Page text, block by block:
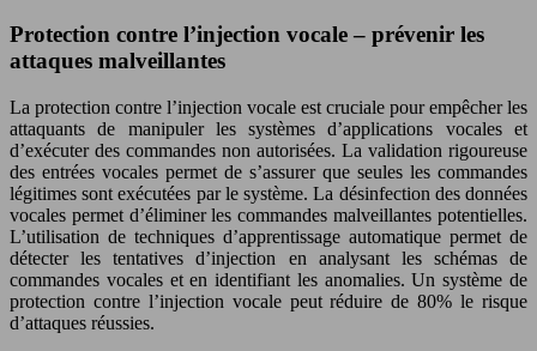
Protection contre l’injection vocale – prévenir les
attaques malveillantes
La protection contre l’injection vocale est cruciale pour empêcher les
attaquants de manipuler les systèmes d’applications vocales et
d’exécuter des commandes non autorisées. La validation rigoureuse
des entrées vocales permet de s’assurer que seules les commandes
légitimes sont exécutées par le système. La désinfection des données
vocales permet d’éliminer les commandes malveillantes potentielles.
L’utilisation de techniques d’apprentissage automatique permet de
détecter les tentatives d’injection en analysant les schémas de
commandes vocales et en identifiant les anomalies. Un système de
protection contre l’injection vocale peut réduire de 80% le risque
d’attaques réussies.